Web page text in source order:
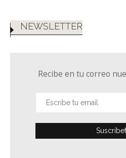
NEWSLETTER
Recibe en tu correo